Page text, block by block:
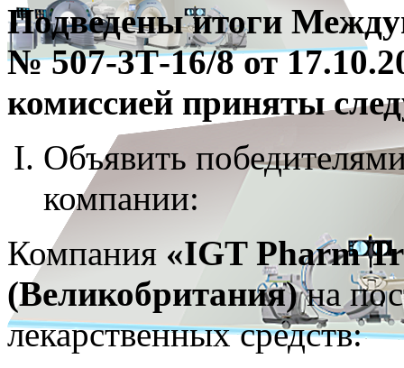
Подведены итоги
№ 507-3Т-16/8 от
комиссией приняты
Объявить
компании:
Компания «IGT Pharm
(Великобритания)на
лекарственных средств: